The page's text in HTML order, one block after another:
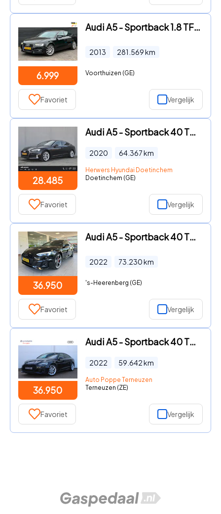
6.999
Audi A5 - Sportback 1.8 TFSI Edition | Navi | Clima | Cruise |
2013 281.569km
Voorthuizen (GE)
Favoriet Vergelijk
28.485
Audi A5 - Sportback 40 TFSI Launch edition Sport / Facelift / Assitent
2020 64.367km
Herwers Hyundai Doetinchem
Doetinchem (GE)
Favoriet Vergelijk
36.950
Audi A5 - Sportback 40 TFSI quattro S-line Automaat
2022 73.230km
's-Heerenberg (GE)
Favoriet Vergelijk
36.950
Audi A5 - Sportback 40 TFSI S edition 204pk S Tronic
2022 59.642km
Auto Poppe Terneuzen
Terneuzen (ZE)
Favoriet Vergelijk